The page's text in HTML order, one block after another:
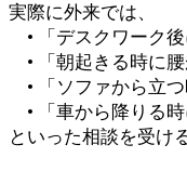
実際に外来では、
• 「デスクワーク後
• 「朝起きる時に腰
• 「ソファから立つ
• 「車から降りる時
といった相談を受け